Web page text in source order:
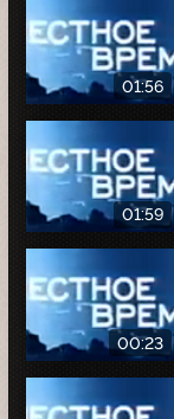
01:56
01:59
00:23